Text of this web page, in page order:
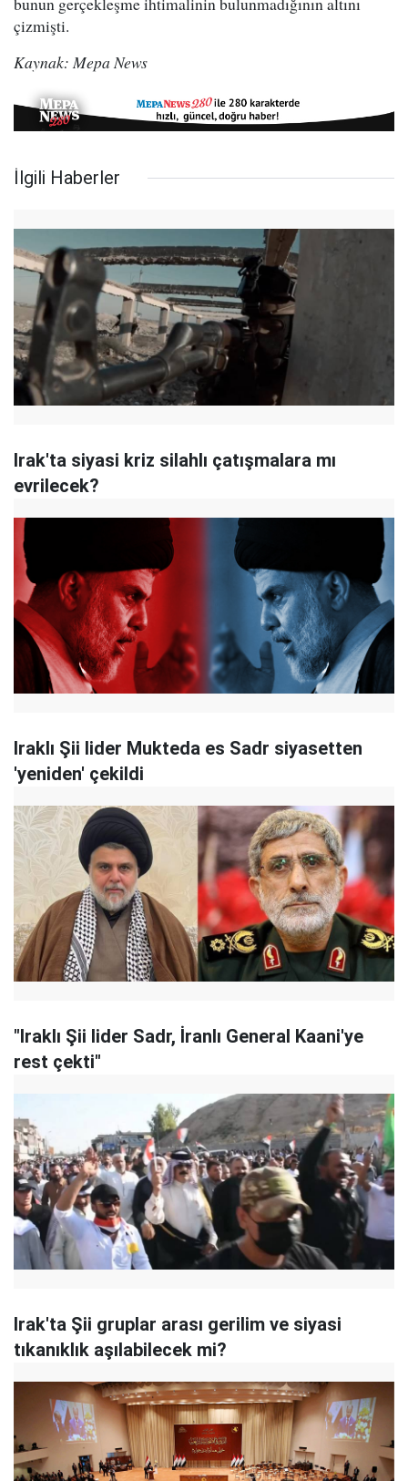
çizmişti.
Kaynak: Mepa News
İlgili Haberler
Irak'ta siyasi kriz silahlı çatışmalara mı
evrilecek?
Iraklı Şii lider Mukteda es Sadr siyasetten
'yeniden' çekildi
"Iraklı Şii lider Sadr, İranlı General Kaani'ye
rest çekti"
Irak'ta Şii gruplar arası gerilim ve siyasi
tıkanıklık aşılabilecek mi?